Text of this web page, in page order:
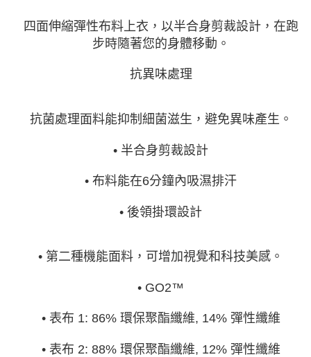
四面伸縮彈性布料上衣，以半合身剪裁設計，在跑
步時隨著您的身體移動。
抗異味處理
抗菌處理面料能抑制細菌滋生，避免異味產生。
• 半合身剪裁設計
• 布料能在6分鐘內吸濕排汗
• 後領掛環設計
• 第二種機能面料，可增加視覺和科技美感。
• GO2™
• 表布 1: 86% 環保聚酯纖維, 14% 彈性纖維
• 表布 2: 88% 環保聚酯纖維, 12% 彈性纖維